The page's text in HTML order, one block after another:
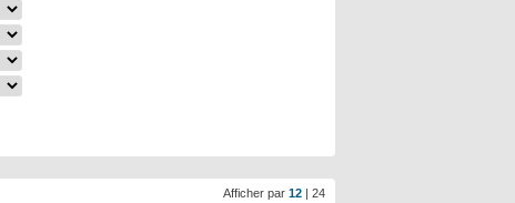
Afficher par 12 | 24